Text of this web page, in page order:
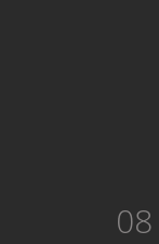
08